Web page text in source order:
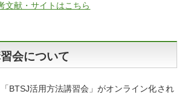
文献・サイトはこちら
会について
BTSJ活用方法講習会」がオンライン化され